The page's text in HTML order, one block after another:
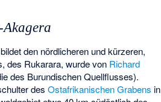
den nördlicheren und kürzeren,
des Rukarara, wurde von Richard
des Burundischen Quellflusses).
desOstafrikanischen Grabens in